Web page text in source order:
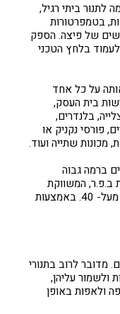
לתנור ביתי רגיל,
בטמפרטורות
של פיצה. הספק
בלחץ הטכני
על כל אחד
בית העסק,
בלנדרים,
פורסי נקניק או
מכונות שתייה ועוד.
ברמה גבוה
ב.פ.ר, המשווקת
בהצלחה ציוד למטבחים וציוד למסעדות מעל- 40. באמצעות
מדובר לרוב בתנורי
ולשמור עליהן,
ולאפות באופן